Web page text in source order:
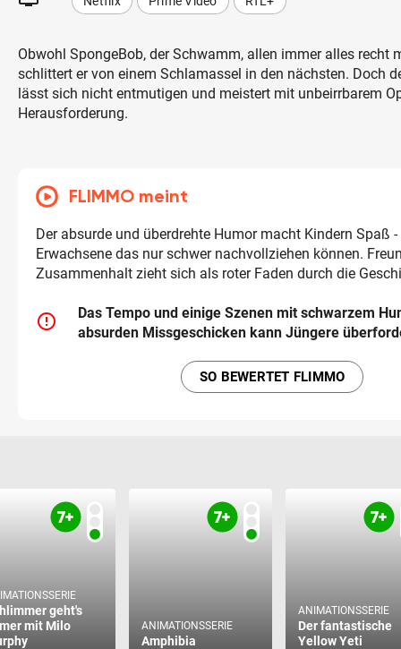
Obwohl SpongeBob, der Schwamm, allen immer alles recht
schlittert er von einem Schlamassel in den nächsten. Doch
lässt sich nicht entmutigen und meistert mit unbeirrbarem
Herausforderung.
FLIMMO meint
Der absurde und überdrehte Humor macht Kindern Spaß
Erwachsene das nur schwer nachvollziehen können.
Zusammenhalt zieht sich als roter Faden durch die
error_outline
Das Tempo und einige Szenen mit schwarzem
absurden Missgeschicken kann Jüngere
SO BEWERTET FLIMMO
geht's
mit Milo
ANIMATIONSSERIE
Amphibia
ANIMATIONSSERIE
Der fantastische
Yellow Yeti